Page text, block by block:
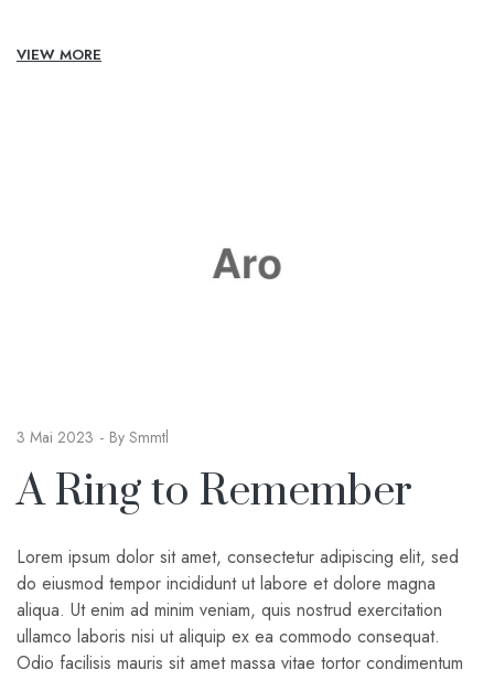
VIEW MORE
3 Mai 2023 By Smmtl
A Ring to Remember
Lorem ipsum dolor sit amet, consectetur adipiscing elit, sed
do eiusmod tempor incididunt ut labore et dolore magna
aliqua. Ut enim ad minim veniam, quis nostrud exercitation
ullamco laboris nisi ut aliquip ex ea commodo consequat.
Odio facilisis mauris sit amet massa vitae tortor condimentum